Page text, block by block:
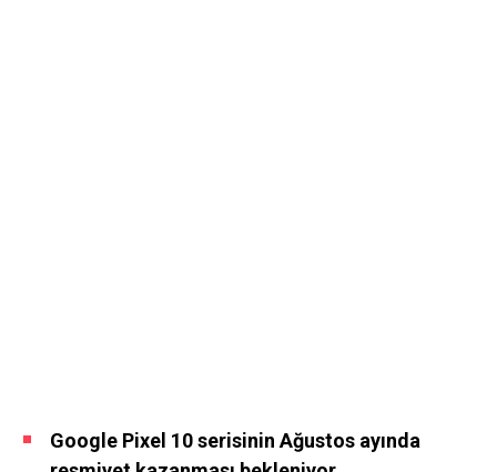
Google Pixel 10 serisinin Ağustos ayında